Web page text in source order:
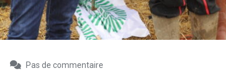
Pas de commentaire